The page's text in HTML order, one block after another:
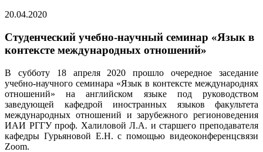
20.04.2020
Студенческий учебно-научный семинар «Язык в
контексте международных отношений»
В субботу 18 апреля 2020 прошло очередное заседание
учебно-научного семинара «Язык в контексте международнях
отношений» на английском языке под руководством
заведующей кафедрой иностранных языков факультета
международных отношений и зарубежного регионоведения
ИАИ РГГУ проф. Халиловой Л.А. и старшего преподавателя
кафедры Гурьяновой Е.Н. с помощью видеоконференцсвязи
Zoom.